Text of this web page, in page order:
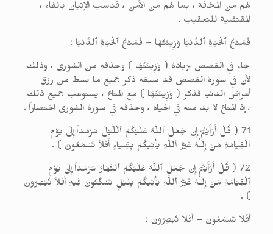
لهم من المخافة ، بما لهم من الأمن ، فناسب الإتيان بالفاء ،
المقتضية للتعقيب .
فَمَتَاعُ ٱلْحَيَاةِ ٱلدُّنْيَا وَزِينَتُهَا – فَمَتَاعُ ٱلْحَيَاةِ ٱلدُّنْيَا :
جاء في القصص بزيادة ( وَزِينَتُهَا ) وحذفه من الشورى ، وذلك
لأن في سورة القصص قد سبقه ذكر جميع ما بسط من رزق
أعراض الدنيا فذكر ( وَزِينَتُهَا ) مع المتاع ، يستوعب جميع ذلك
، إذ المتاع لا بد منه في الحياة ، وحذفه في سورة الشورى اختصاراً .
71 ( قُلْ أَرَأَيْتُمْ إِن جَعَلَ ٱللَّهُ عَلَيْكُمُ ٱلْلَّيْلَ سَرْمَداً إِلَىٰ يَوْمِ
ٱلْقِيَامَةِ مَنْ إِلَـٰهٌ غَيْرُ ٱللَّهِ يَأْتِيكُمْ بِضِيَآءٍ أَفَلاَ تَسْمَعُونَ ) .
72 ( قُلْ أَرَأَيْتُمْ إِن جَعَلَ ٱللَّهُ عَلَيْكُمُ ٱلنَّهَارَ سَرْمَداً إِلَىٰ يَوْمِ
ٱلْقِيَامَةِ مَنْ إِلَـٰهٌ غَيْرُ ٱللَّهِ يَأْتِيكُمْ بِلَيْلٍ تَسْكُنُونَ فِيهِ أَفلاَ تُبْصِرُونَ
) .
أَفَلاَ تَسْمَعُونَ – أَفلاَ تُبْصِرُونَ :